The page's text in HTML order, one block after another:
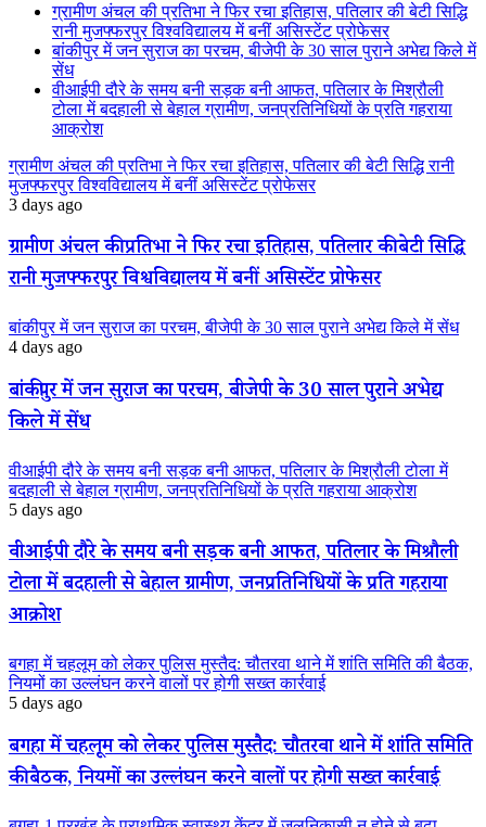
ग्रामीण अंचल की प्रतिभा ने फिर रचा इतिहास, पतिलार की बेटी सिद्धि
रानी मुजफ्फरपुर विश्वविद्यालय में बनीं असिस्टेंट प्रोफेसर
बांकीपुर में जन सुराज का परचम, बीजेपी के 30 साल पुराने अभेद्य किले में
सेंध
वीआईपी दौरे के समय बनी सड़क बनी आफत, पतिलार के मिश्रौली
टोला में बदहाली से बेहाल ग्रामीण, जनप्रतिनिधियों के प्रति गहराया
आक्रोश
ग्रामीण अंचल की प्रतिभा ने फिर रचा इतिहास, पतिलार की बेटी सिद्धि रानी
मुजफ्फरपुर विश्वविद्यालय में बनीं असिस्टेंट प्रोफेसर
3 days ago
ग्रामीण अंचल की प्रतिभा ने फिर रचा इतिहास, पतिलार की बेटी सिद्धि
रानी मुजफ्फरपुर विश्वविद्यालय में बनीं असिस्टेंट प्रोफेसर
बांकीपुर में जन सुराज का परचम, बीजेपी के 30 साल पुराने अभेद्य किले में सेंध
4 days ago
बांकीपुर में जन सुराज का परचम, बीजेपी के 30 साल पुराने अभेद्य
किले में सेंध
वीआईपी दौरे के समय बनी सड़क बनी आफत, पतिलार के मिश्रौली टोला में
बदहाली से बेहाल ग्रामीण, जनप्रतिनिधियों के प्रति गहराया आक्रोश
5 days ago
वीआईपी दौरे के समय बनी सड़क बनी आफत, पतिलार के मिश्रौली
टोला में बदहाली से बेहाल ग्रामीण, जनप्रतिनिधियों के प्रति गहराया
आक्रोश
बगहा में चहलूम को लेकर पुलिस मुस्तैद: चौतरवा थाने में शांति समिति की बैठक,
नियमों का उल्लंघन करने वालों पर होगी सख्त कार्रवाई
5 days ago
बगहा में चहलूम को लेकर पुलिस मुस्तैद: चौतरवा थाने में शांति समिति
की बैठक, नियमों का उल्लंघन करने वालों पर होगी सख्त कार्रवाई